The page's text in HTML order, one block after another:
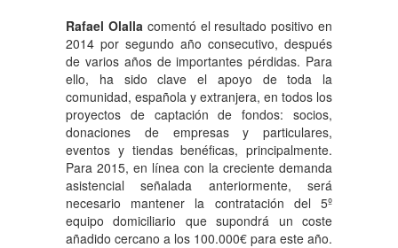
Rafael Olallacomentó el resultado positivo en
2014 por segundo año consecutivo, después
de varios años de importantes pérdidas. Para
ello, ha sido clave el apoyo de toda la
comunidad, española y extranjera, en todos los
proyectos de captación de fondos: socios,
donaciones de empresas y particulares,
eventos y tiendas benéficas, principalmente.
Para 2015, en línea con la creciente demanda
asistencial señalada anteriormente, será
necesario mantener la contratación del 5º
equipo domiciliario que supondrá un coste
añadido cercano a los 100.000€ para este año.